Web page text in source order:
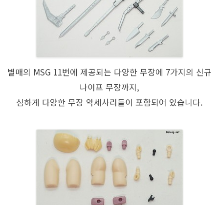
별매의 MSG 11번에 제공되는 다양한 무장에 7가지의 신규
나이프 무장까지,
심하게 다양한 무장 악세사리들이 포함되어 있습니다.